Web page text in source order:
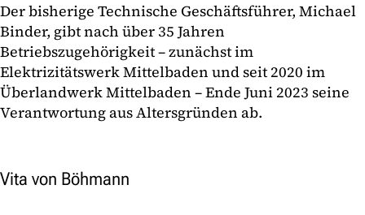
Der bisherige Technische Geschäftsführer, Michael
Binder, gibt nach über 35 Jahren
Betriebszugehörigkeit – zunächst im
Elektrizitätswerk Mittelbaden und seit 2020 im
Überlandwerk Mittelbaden – Ende Juni 2023 seine
Verantwortung aus Altersgründen ab.
Vita von Böhmann